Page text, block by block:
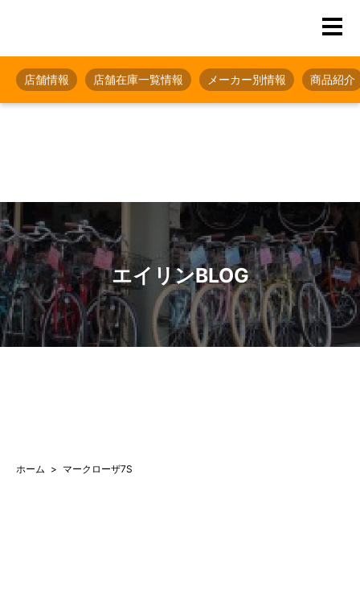
店舗情報 店舗在庫一覧情報 メーカー別情報 商品紹介
エイリンBLOG
ホーム マークローザ7S